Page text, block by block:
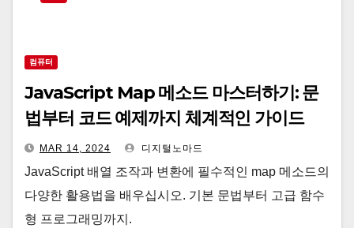
컴퓨터
JavaScript Map 메소드 마스터하기: 문
법부터 코드 예제까지 체계적인 가이드
MAR 14, 2024 디지털노마드
JavaScript 배열 조작과 변환에 필수적인 map 메소드의
다양한 활용법을 배우십시오. 기본 문법부터 고급 함수
형 프로그래밍까지.